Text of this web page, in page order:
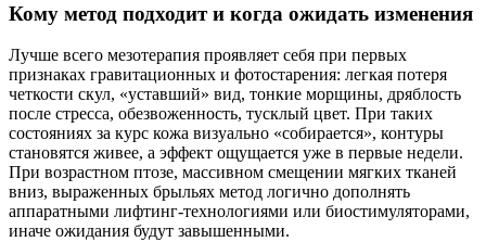
Кому метод подходит и когда ожидать изменения
Лучше всего мезотерапия проявляет себя при первых
признаках гравитационных и фотостарения: легкая потеря
четкости скул, «уставший» вид, тонкие морщины, дряблость
после стресса, обезвоженность, тусклый цвет. При таких
состояниях за курс кожа визуально «собирается», контуры
становятся живее, а эффект ощущается уже в первые недели.
При возрастном птозе, массивном смещении мягких тканей
вниз, выраженных брыльях метод логично дополнять
аппаратными лифтинг‑технологиями или биостимуляторами,
иначе ожидания будут завышенными.